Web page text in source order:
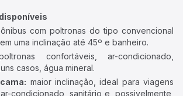
ônibus com poltronas do tipo convencional
uma inclinação até 45º e banheiro.
confortáveis, ar-condicionado,
casos, água mineral.
maior inclinação, ideal para viagens
condicionado, sanitário e, possivelmente,